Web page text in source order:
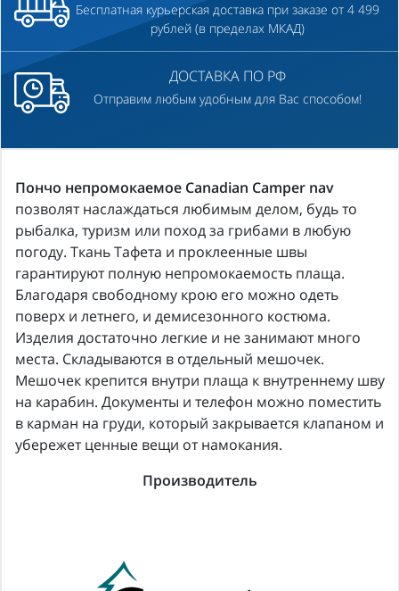
Бесплатная курьерская доставка при заказе от 4 499
рублей (в пределах МКАД)
ДОСТАВКА ПО РФ
Отправим любым удобным для Вас способом!
Пончо непромокаемое Canadian Camper nav
позволят наслаждаться любимым делом, будь то
рыбалка, туризм или поход за грибами в любую
погоду. Ткань Тафета и проклеенные швы
гарантируют полную непромокаемость плаща.
Благодаря свободному крою его можно одеть
поверх и летнего, и демисезонного костюма.
Изделия достаточно легкие и не занимают много
места. Складываются в отдельный мешочек.
Мешочек крепится внутри плаща к внутреннему шву
на карабин. Документы и телефон можно поместить
в карман на груди, который закрывается клапаном и
убережет ценные вещи от намокания.
Производитель